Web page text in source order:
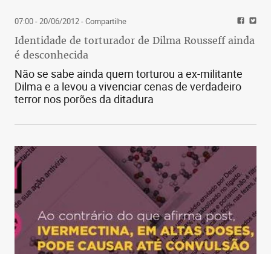
07:00 - 20/06/2012- Compartilhe
Identidade de torturador de Dilma Rousseff ainda
é desconhecida
Não se sabe ainda quem torturou a ex-militante
Dilma e a levou a vivenciar cenas de verdadeiro
terror nos porões da ditadura